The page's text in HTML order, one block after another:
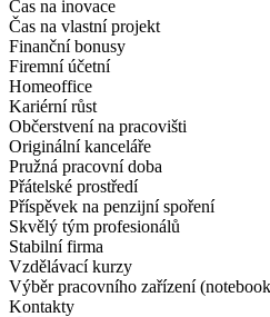
Čas na inovace
Čas na vlastní projekt
Finanční bonusy
Firemní účetní
Homeoffice
Kariérní růst
Občerstvení na pracovišti
Originální kanceláře
Pružná pracovní doba
Přátelské prostředí
Příspěvek na penzijní spoření
Skvělý tým profesionálů
Stabilní firma
Vzdělávací kurzy
Výběr pracovního zařízení
Kontakty